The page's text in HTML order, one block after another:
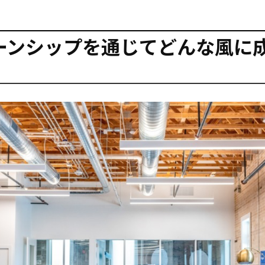
ンシップを通じてどんな風に